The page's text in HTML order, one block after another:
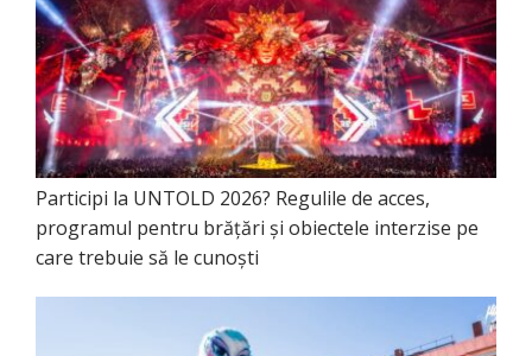
Participi la UNTOLD 2026? Regulile de acces,
programul pentru brățări și obiectele interzise pe
care trebuie să le cunoști